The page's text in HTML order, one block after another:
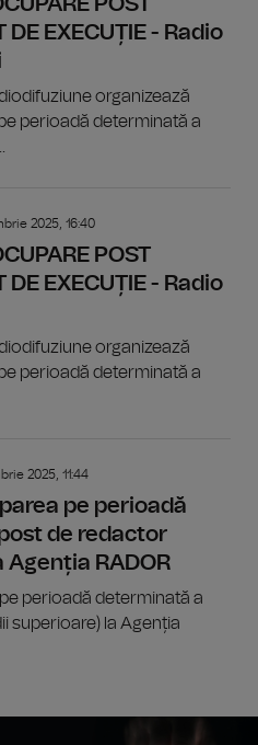
POST
DE EXECUȚIE - Radio
organizează
perioadă determinată a
2025, 16:40
POST
DE EXECUȚIE - Radio
organizează
perioadă determinată a
2025, 11:44
pe perioadă
de redactor
RADOR
perioadă determinată a
superioare) la Agenția